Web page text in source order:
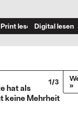
Print lesen Digital lesen
hat als
keine Mehrheit
1/3
»